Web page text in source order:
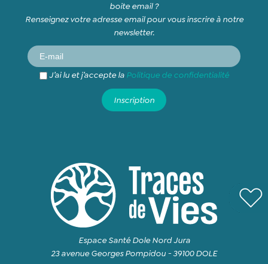
boite email ?
Renseignez votre adresse email pour vous inscrire à notre
newsletter.
J’ai lu et j’accepte la Politique de confidentialité
Espace Santé Dole Nord Jura
23 avenue Georges Pompidou - 39100 DOLE